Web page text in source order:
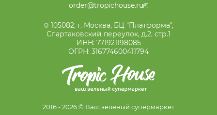
order@tropichouse.ru
105082, г. Москва, БЦ "Платформа",
Спартаковский переулок, д.2, стр.1
ИНН: 771921198085
ОГРН: 316774600411794
2016 - 2026 © Ваш зеленый супермаркет